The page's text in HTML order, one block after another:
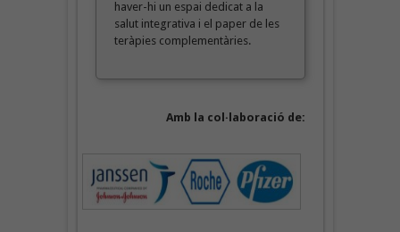
haver-hi un espai dedicat a la
salut integrativa i el paper de les
teràpies complementàries.
Amb la col·laboració de: